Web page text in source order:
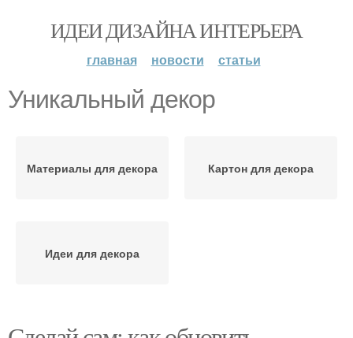
ИДЕИ ДИЗАЙНА ИНТЕРЬЕРА
главная новости статьи
Уникальный декор
Материалы для декора Картон для декора
Идеи для декора